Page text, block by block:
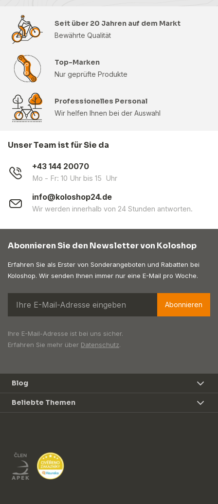
Seit über 20 Jahren auf dem Markt
Bewährte Qualität
Top-Marken
Nur geprüfte Produkte
Professionelles Personal
Wir helfen Ihnen bei der Auswahl
Unser Team ist für Sie da
+43 144 20070
Mo - Fr: 10 Uhr bis 15 Uhr
info@koloshop24.de
Wir werden innerhalb von 24 Stunden antworten.
Abonnieren Sie den Newsletter von Koloshop
Erfahren Sie als Erster von Sonderangeboten und Rabatten bei
Koloshop. Wir senden Ihnen immer nur eine E-Mail pro Woche.
Abonnieren
Ihre E-Mail-Adresse ist bei uns sicher.
Erfahren Sie mehr über Datenschutz.
Blog
Beliebte Themen